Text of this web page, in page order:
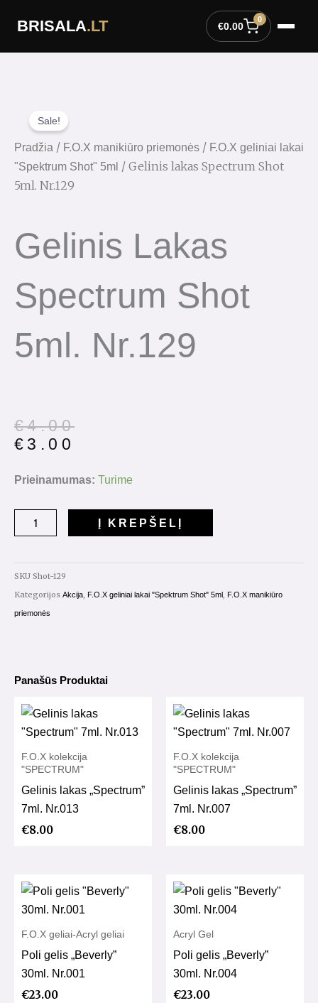
BRISALA.LT €0.00
0
Sale!
Pradžia / F.O.X manikiūro priemonės / F.O.X geliniai lakai
"Spektrum Shot" 5ml / Gelinis lakas Spectrum Shot
5ml. Nr.129
Gelinis Lakas
Spectrum Shot
5ml. Nr.129
€4.00
Original
price
€4.00.
€ 3.00
Current
price
€3.00.
Prieinamumas: Turime
produkto
lakas
Shot
5ml.
Nr.129
Į KREPŠELĮ
SKU Shot-129
Kategorijos Akcija, F.O.X geliniai lakai "Spektrum Shot" 5ml, F.O.X manikiūro
priemonės
Panašūs Produktai
F.O.X kolekcija
"SPECTRUM"
Gelinis lakas „Spectrum”
7ml. Nr.013
€8.00
F.O.X kolekcija
"SPECTRUM"
Gelinis lakas „Spectrum”
7ml. Nr.007
€8.00
F.O.X geliai-Acryl geliai
Poli gelis „Beverly”
30ml. Nr.001
€23.00
Acryl Gel
Poli gelis „Beverly”
30ml. Nr.004
€23.00